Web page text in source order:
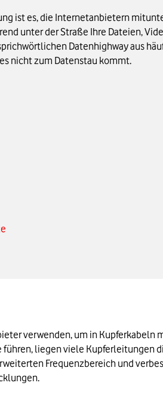
ist es, die Internetanbietern
unter der Straße Ihre Dateien,
Datenhighway aus
nicht zum Datenstau kommt.
verwenden, um in
liegen viele Kupferleitungen
Frequenzbereich und